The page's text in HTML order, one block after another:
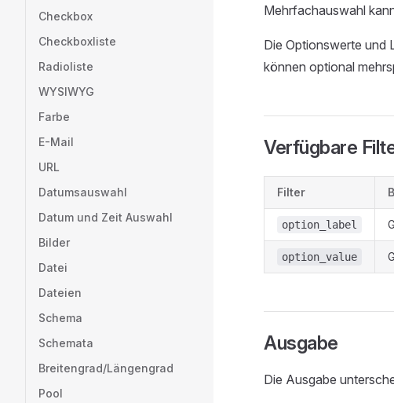
Checkbox
Checkboxliste
Radioliste
WYSIWYG
Farbe
E-Mail
URL
Datumsauswahl
Datum und Zeit Auswahl
Bilder
Datei
Dateien
Schema
Schemata
Breitengrad/Längengrad
Pool
Mehrfachauswahl
Die Optionswerte und
können optional
Verfügbare
Filter
option_label
option_value
Ausgabe
Die Ausgabe